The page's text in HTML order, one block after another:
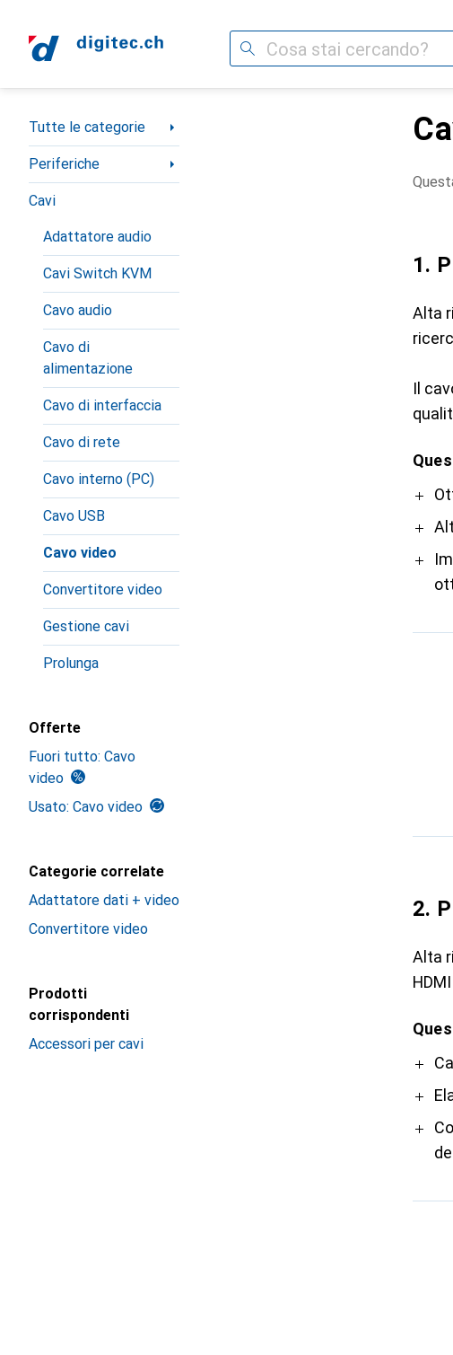
Cerca
Categoria Navigazione
Tutte le categorie
Periferiche
Cavi
Adattatore audio
Cavi Switch KVM
Cavo audio
Cavo di
alimentazione
Cavo di interfaccia
Cavo di rete
Cavo interno (PC)
Cavo USB
Cavo video
Convertitore video
Gestione cavi
Prolunga
Offerte
Fuori tutto: Cavo
video
Usato: Cavo video
Categorie correlate
Adattatore dati + video
Convertitore video
Prodotti
corrispondenti
Accessori per cavi
1.
Alta
Il
Pro
2.
Alta
Pro